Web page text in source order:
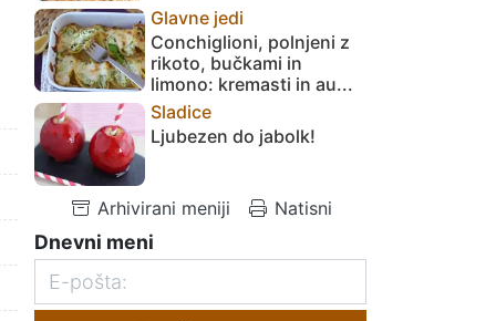
Glavne jedi
Conchiglioni, polnjeni z
rikoto, bučkami in
limono: kremasti in au...
Sladice
Ljubezen do jabolk!
Arhivirani meniji Natisni
Dnevni meni